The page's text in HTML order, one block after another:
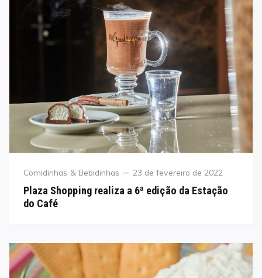
Category
Comidinhas & Bebidinhas
Posted
23 de fevereiro de 2022
Plaza Shopping realiza a 6ª edição da Estação
do Café